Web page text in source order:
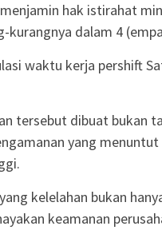
hak istirahat
kurangnya dalam 4
waktu kerja pershift
tersebut dibuat bukan
yang
kelelahan bukan
keamanan